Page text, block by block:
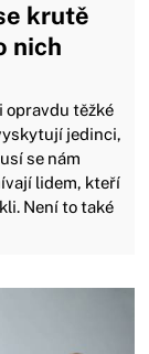
krutě
nich
opravdu těžké
jedinci,
se nám
lidem, kteří
Není to také